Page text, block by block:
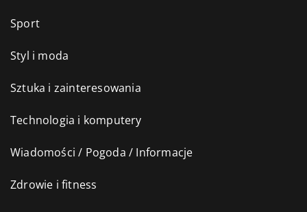
Sport
Styl i moda
Sztuka i zainteresowania
Technologia i komputery
Wiadomości / Pogoda / Informacje
Zdrowie i fitness